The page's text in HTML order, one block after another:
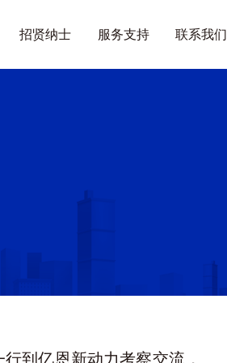
招贤纳士 服务支持 联系我们
到亿恩新动力考察交流，